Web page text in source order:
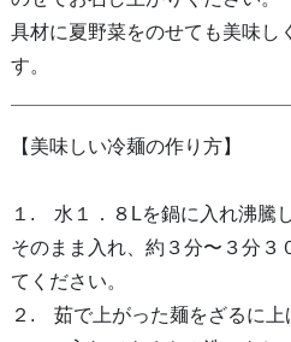
具材に夏野菜をのせても美味し
す。
【美味しい冷麺の作り方】
１. 水１．８Lを鍋に入れ沸騰
そのまま入れ、約３分〜３分３
てください。
２. 茹で上がった麺をざるに上